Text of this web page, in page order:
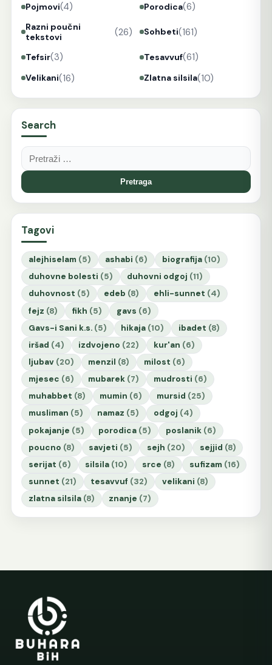
Pojmovi(4) Porodica(6)
Razni poučni
tekstovi
(26) Sohbeti(161)
Tefsir(3) Tesavvuf(61)
Velikani(16) Zlatna silsila(10)
Search
Pretraga:
Tagovi
alejhiselam (5) ashabi (6) biografija (10)
duhovne bolesti (5) duhovni odgoj (11)
duhovnost (5) edeb (8) ehli-sunnet (4)
fejz (8) fikh (5) gavs (6)
Gavs-i Sani k.s. (5) hikaja (10) ibadet (8)
iršad (4) izdvojeno (22) kur'an (6)
ljubav (20) menzil (8) milost (6)
mjesec (6) mubarek (7) mudrosti (6)
muhabbet (8) mumin (6) mursid (25)
musliman (5) namaz (5) odgoj (4)
pokajanje (5) porodica (5) poslanik (6)
poucno (8) savjeti (5) sejh (20) sejjid (8)
serijat (6) silsila (10) srce (8) sufizam (16)
sunnet (21) tesavvuf (32) velikani (8)
zlatna silsila (8) znanje (7)